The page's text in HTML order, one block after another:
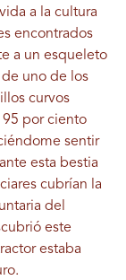
a la cultura
encontrados
a un esqueleto
uno de los
curvos
95 por ciento
sentir
esta bestia
cubrían la
del
este
estaba